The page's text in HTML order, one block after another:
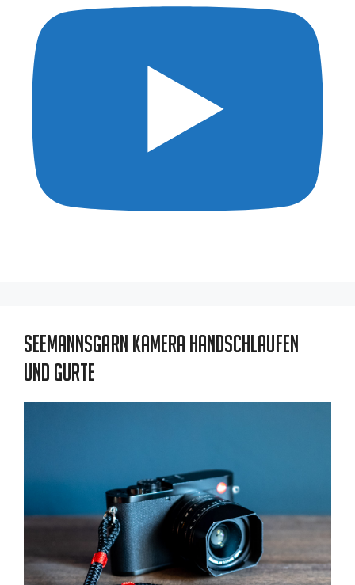
Seemannsgarn Kamera Handschlaufen
und Gurte